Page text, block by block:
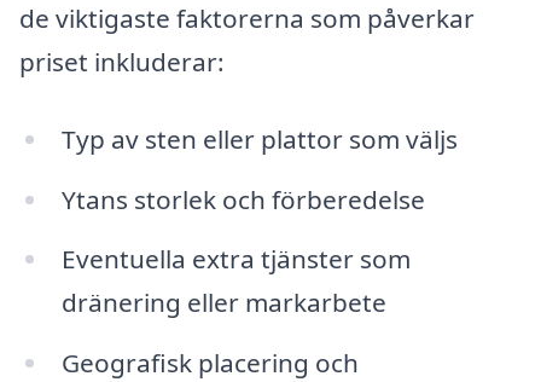
de viktigaste faktorerna som påverkar
priset inkluderar:
Typ av sten eller plattor som väljs
Ytans storlek och förberedelse
Eventuella extra tjänster som
dränering eller markarbete
Geografisk placering och